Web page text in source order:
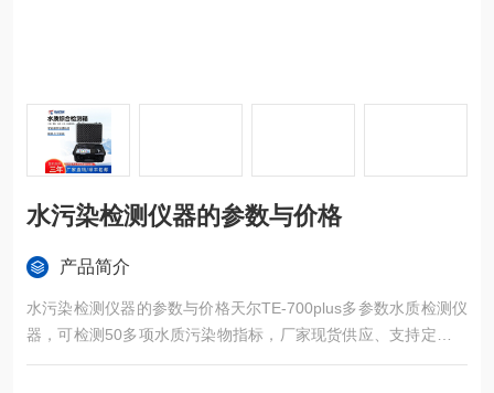
水污染检测仪器的参数与价格
产品简介
水污染检测仪器的参数与价格天尔TE-700plus多参数水质检测仪
器，可检测50多项水质污染物指标，厂家现货供应、支持定制、
质保三年